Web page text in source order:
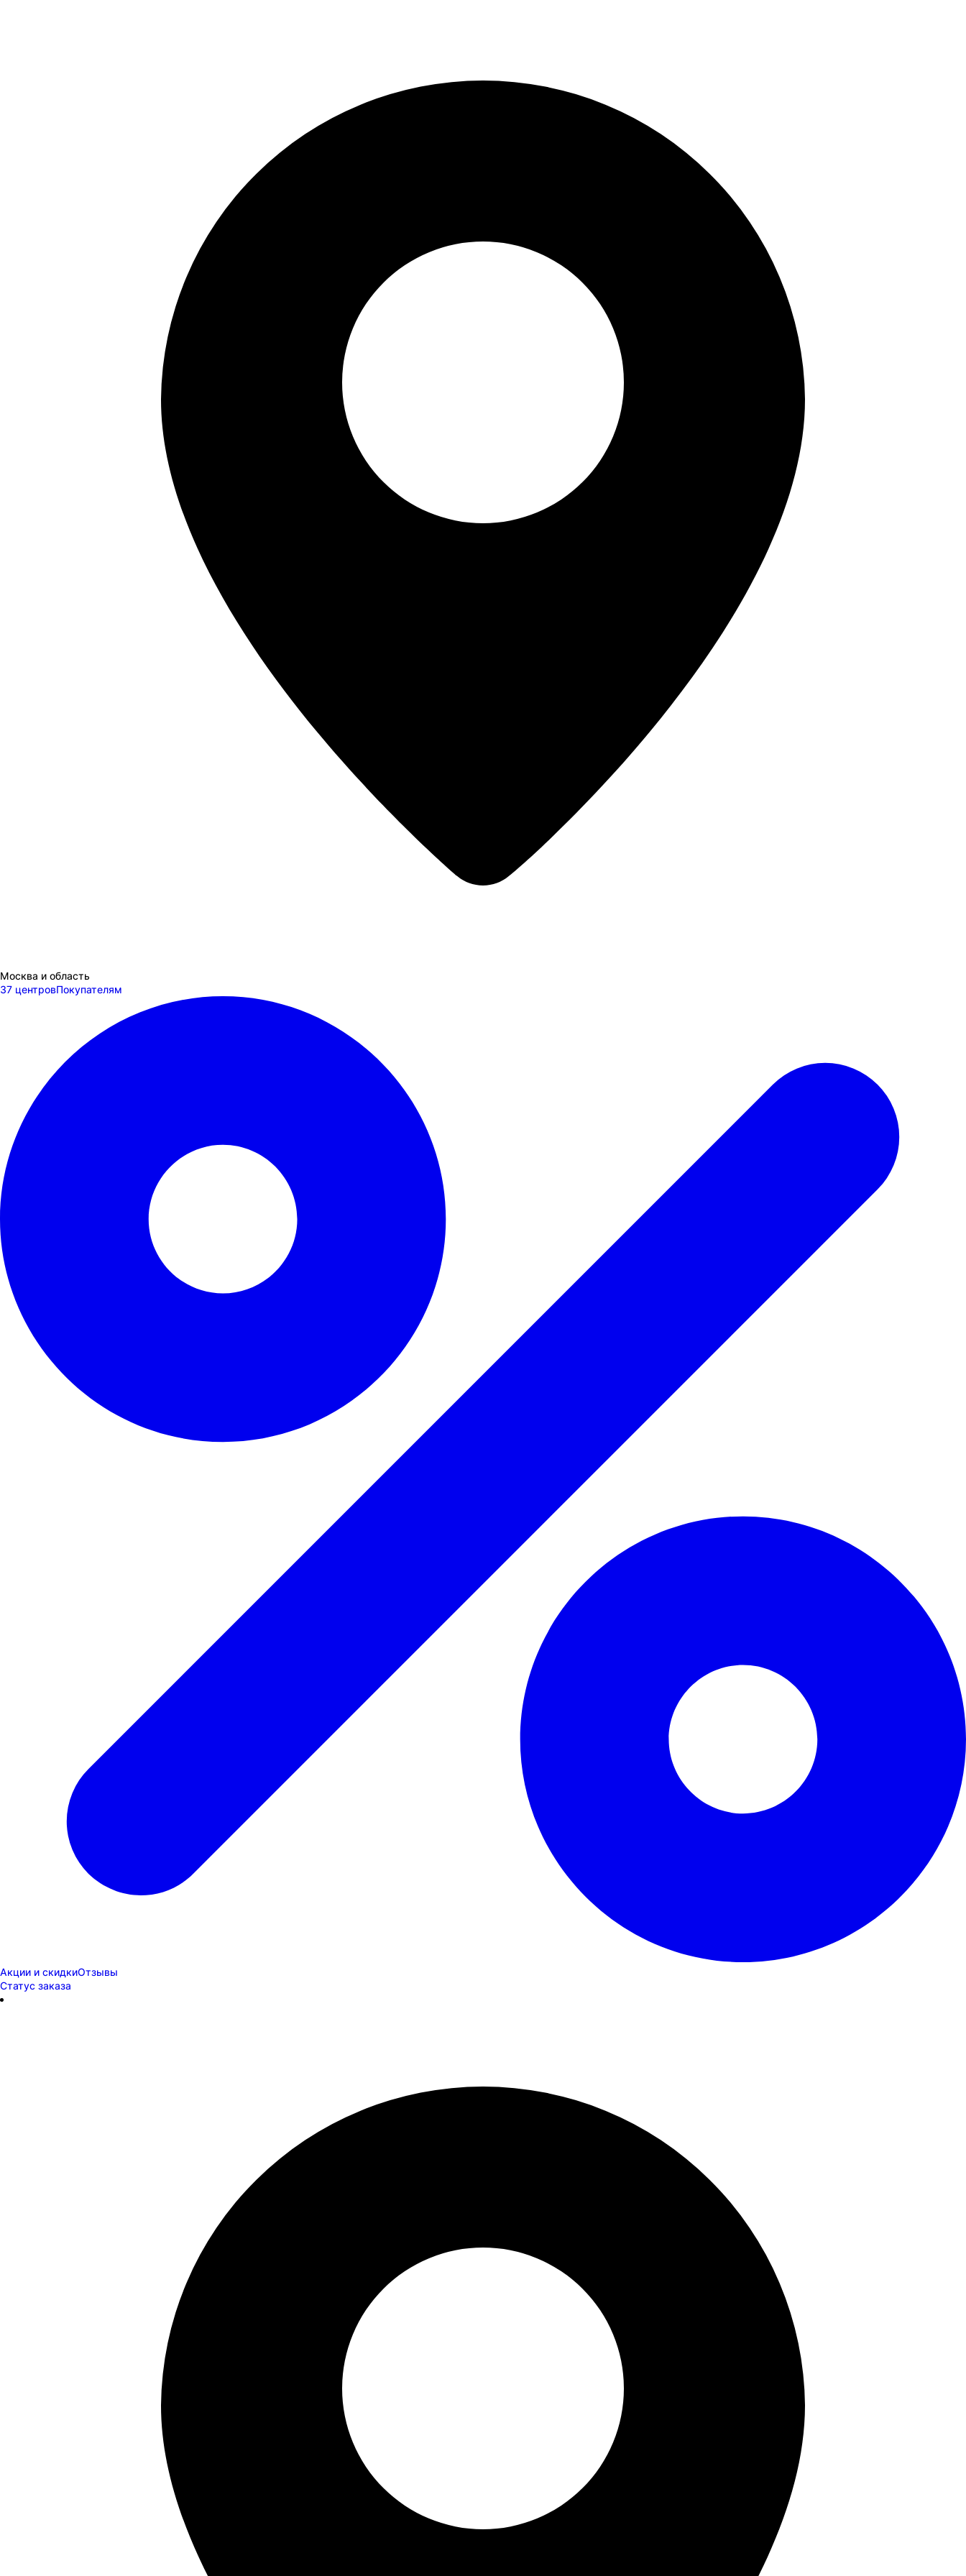
Москва и область
37 центровПокупателям
Акции и скидкиОтзывы
Статус заказа